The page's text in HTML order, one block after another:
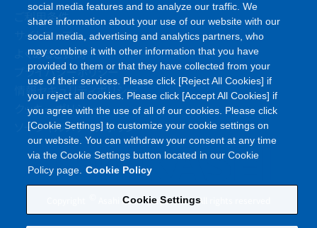
ご利用条件
サイトマップ
よくあるご質問
プライバシーポリシー
情報セキュリティポリシー
クッキーポリシー
ソーシャルメディアポリシー
Asahi Kasei Corporation. All rights reserved
social media features and to analyze our traffic. We
share information about your use of our website with our
social media, advertising and analytics partners, who
may combine it with other information that you have
provided to them or that they have collected from your
use of their services. Please click [Reject All Cookies] if
you reject all cookies. Please click [Accept All Cookies] if
you agree with the use of all of our cookies. Please click
[Cookie Settings] to customize your cookie settings on
our website. You can withdraw your consent at any time
via the Cookie Settings button located in our Cookie
Policy page. Cookie Policy
Cookie Settings